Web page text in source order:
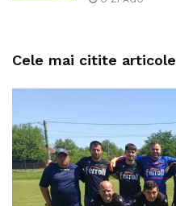
Cele mai citite articole